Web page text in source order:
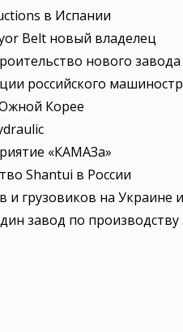
в Испании
Belt новый владелец
нового
российского
Корее
«КАМАЗа»
Shantui в России
и грузовиков на Украине
завод по производству